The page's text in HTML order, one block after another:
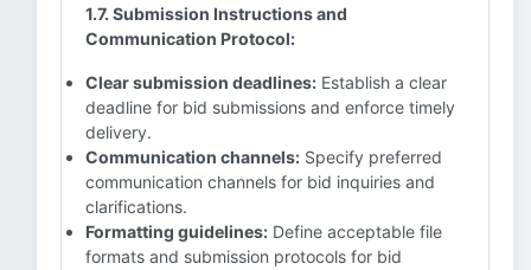
1.7. Submission Instructions and
Communication Protocol:
Clear submission deadlines: Establish a clear
deadline for bid submissions and enforce timely
delivery.
Communication channels: Specify preferred
communication channels for bid inquiries and
clarifications.
Formatting guidelines: Define acceptable file
formats and submission protocols for bid